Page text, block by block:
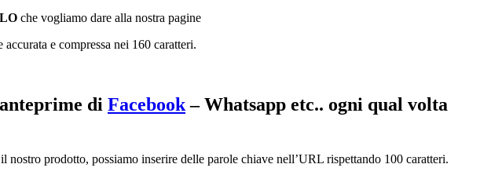
che vogliamo dare alla nostra pagine
e compressa nei 160 caratteri.
di Facebook– Whatsapp etc.. ogni qual volta
prodotto, possiamo inserire delle parole chiave nell’URL rispettando 100 caratteri.